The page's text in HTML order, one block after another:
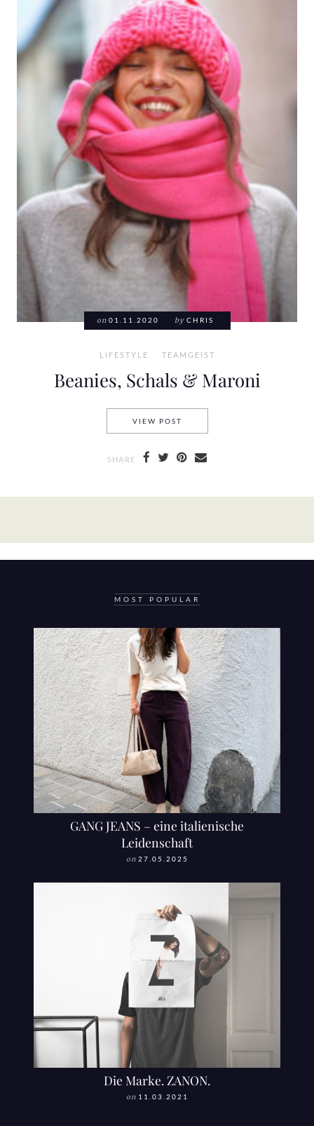
on 01.11.2020 by CHRIS
LIFESTYLE TEAMGEIST
Beanies, Schals & Maroni
VIEW POST
SHARE
MOST POPULAR
GANG JEANS – eine italienische
Leidenschaft
on 27.05.2025
Die Marke. ZANON.
on 11.03.2021